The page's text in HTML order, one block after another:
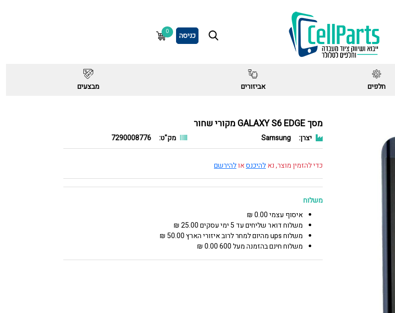
כניסה 0
חלפים אביזורים
מבצעים
מסך GALAXY S6 EDGE מקורי שחור
יצרן: Samsung מק"ט: 7290008776
כדי להזמין מוצר, נאלהיכנסאולהירשם
משלוח
איסוף עצמי 0.00 ₪
משלוח דואר שליחים עד 5 ימי עסקים 25.00 ₪
משלוח ups מהיום למחר לרוב איזורי הארץ 50.00 ₪
משלוח חינם בהזמנה מעל 600 0.00 ₪